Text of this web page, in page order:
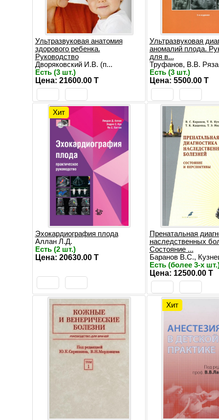
Ультразвуковая анатомия
здорового ребенка.
Руководство
Дворяковский И.В. (п...
Есть (3 шт.)
Цена: 21600.00 T
Ультразвуковая
аномалий плода.
для в...
Труфанов, В.В.
Есть (3 шт.)
Цена: 5500.00 T
Хит
Эхокардиография плода
Аллан Л.Д.
Есть (2 шт.)
Цена: 20630.00 T
Пренатальная
наследственных
Состояние ...
Баранов В.С.,
Есть (более 3-х
Цена: 12500.00 T
Хит